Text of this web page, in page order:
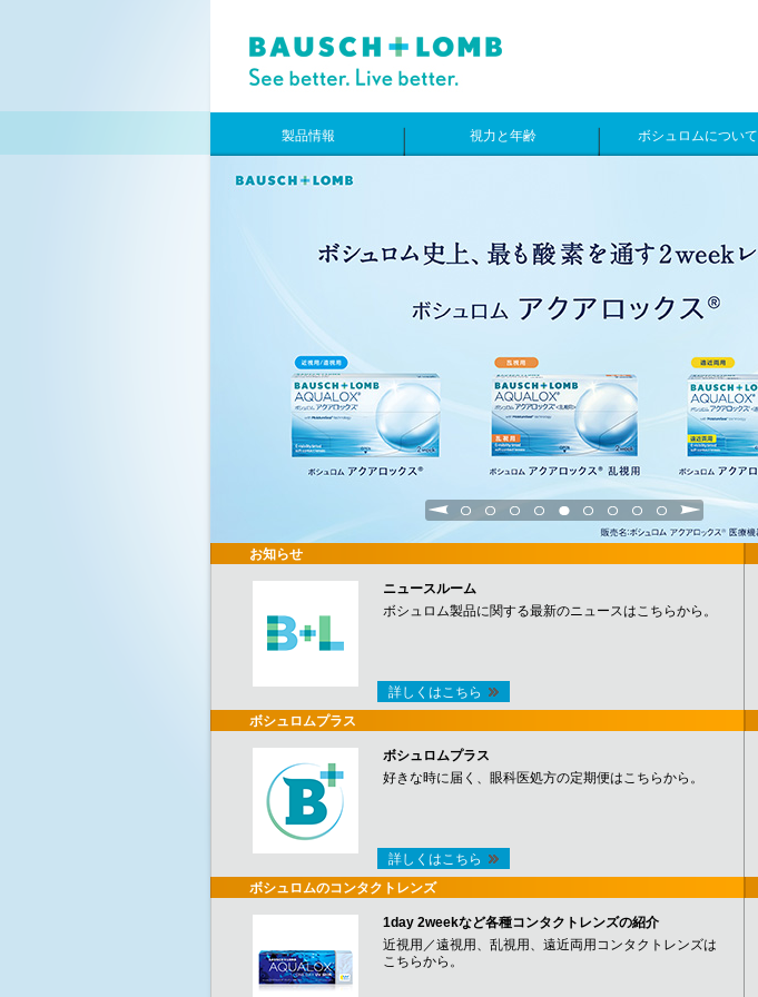
製品情報 視力と年齢 ボシュロムについて
1 2 3 4 5 6 7 8 9
お知らせ
ニュースルーム
ボシュロム製品に関する最新のニュースはこちらから。
詳しくはこちら
ボシュロムプラス
ボシュロムプラス
好きな時に届く、眼科医処方の定期便はこちらから。
詳しくはこちら
ボシュロムのコンタクトレンズ
1day 2weekなど各種コンタクトレンズの紹介
近視用／遠視用、乱視用、遠近両用コンタクトレンズは
こちらから。